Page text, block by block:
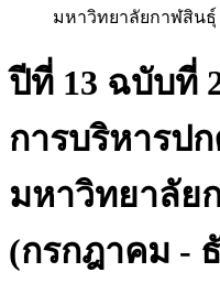
มหาวิทยาลัยกาฬสินธุ์
ปีที่ 13 ฉบับที่
การบริหารป
มหาวิทยาลัย
(กรกฎาคม -